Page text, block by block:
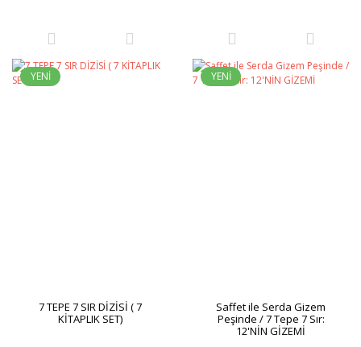
YENİ
7 TEPE 7 SIR DİZİSİ ( 7
KİTAPLIK SET)
YENİ
Saffet ile Serda Gizem
Peşinde / 7 Tepe 7 Sır:
12'NİN GİZEMİ